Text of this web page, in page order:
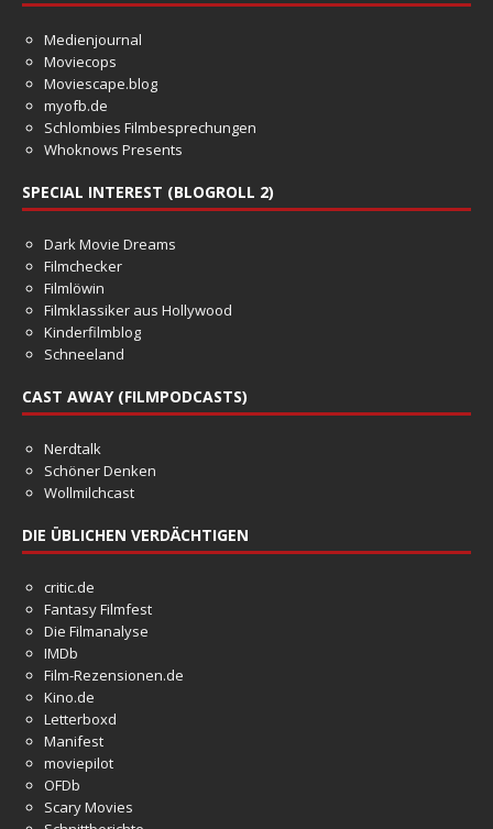
Medienjournal
Moviecops
Moviescape.blog
myofb.de
Schlombies Filmbesprechungen
Whoknows Presents
SPECIAL INTEREST (BLOGROLL 2)
Dark Movie Dreams
Filmchecker
Filmlöwin
Filmklassiker aus Hollywood
Kinderfilmblog
Schneeland
CAST AWAY (FILMPODCASTS)
Nerdtalk
Schöner Denken
Wollmilchcast
DIE ÜBLICHEN VERDÄCHTIGEN
critic.de
Fantasy Filmfest
Die Filmanalyse
IMDb
Film-Rezensionen.de
Kino.de
Letterboxd
Manifest
moviepilot
OFDb
Scary Movies